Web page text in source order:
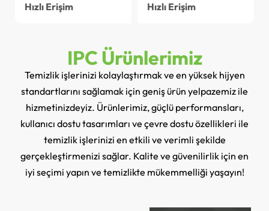
Hızlı Erişim Hızlı Erişim
IPC Ürünlerimiz
Temizlik işlerinizi kolaylaştırmak ve en yüksek hijyen
standartlarını sağlamak için geniş ürün yelpazemiz ile
hizmetinizdeyiz. Ürünlerimiz, güçlü performansları,
kullanıcı dostu tasarımları ve çevre dostu özellikleri ile
temizlik işlerinizi en etkili ve verimli şekilde
gerçekleştirmenizi sağlar. Kalite ve güvenilirlik için en
iyi seçimi yapın ve temizlikte mükemmelliği yaşayın!